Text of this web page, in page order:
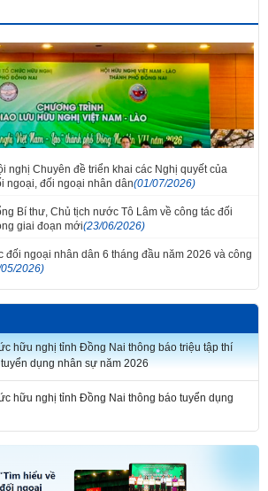
nghị Chuyên đề triển khai các Nghị quyết của
ngoại, đối ngoại nhân dân(01/07/2026)
Bí thư, Chủ tịch nước Tô Lâm về công tác đối
giai đoạn mới(23/06/2026)
đối ngoại nhân dân 6 tháng đầu năm 2026 và công
2026)
hữu nghị tỉnh Đồng Nai thông báo triệu tập thí
dụng nhân sự năm 2026
hữu nghị tỉnh Đồng Nai thông báo tuyển dụng
KỲ THI TUYỂN DỤNG NHÂN SỰ NĂM 2026